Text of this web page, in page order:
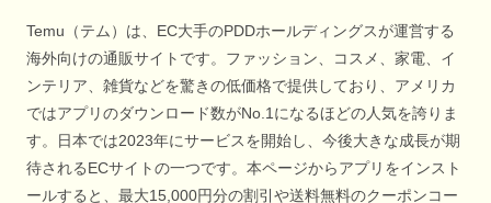
Temu（テム）は、EC大手のPDDホールディングスが運営する
海外向けの通販サイトです。ファッション、コスメ、家電、イ
ンテリア、雑貨などを驚きの低価格で提供しており、アメリカ
ではアプリのダウンロード数がNo.1になるほどの人気を誇りま
す。日本では2023年にサービスを開始し、今後大きな成長が期
待されるECサイトの一つです。本ページからアプリをインスト
ールすると、最大15,000円分の割引や送料無料のクーポンコー